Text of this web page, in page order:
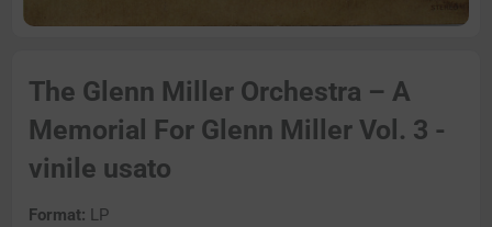
The Glenn Miller Orchestra – A
Memorial For Glenn Miller Vol. 3 -
vinile usato
Format: LP